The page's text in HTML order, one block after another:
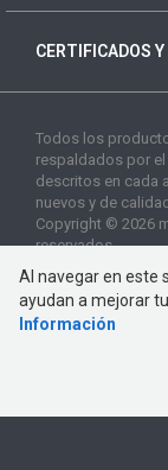
CERTIFICADOS
Todos los
respaldados por
descritos en cada
nuevos y de
Copyright © 2026
reservados
Al navegar en este
ayudan a mejorar
Información